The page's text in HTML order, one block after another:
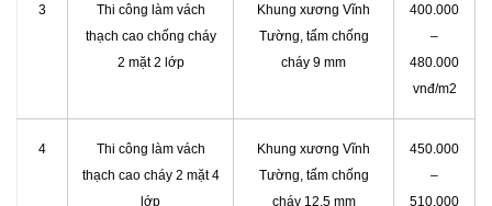
3
Thi công làm vách
thạch cao chống cháy
2 mặt 2 lớp
Khung xương Vĩnh
Tường, tấm chống
cháy 9 mm
400.000
–
480.000
vnđ/m2
4
Thi công làm vách
thạch cao cháy 2 mặt 4
lớp
Khung xương Vĩnh
Tường, tấm chống
cháy 12.5 mm
450.000
–
510.000